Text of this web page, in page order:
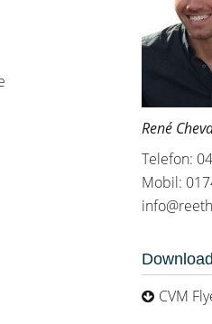
René
Telefon:
Mobil:
CVM